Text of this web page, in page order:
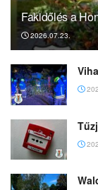
Fakidőlés a
2026.07.23.